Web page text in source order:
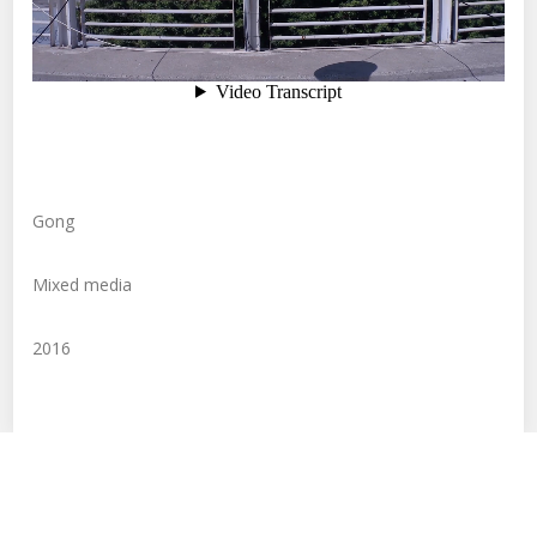
Gong
Mixed media
2016